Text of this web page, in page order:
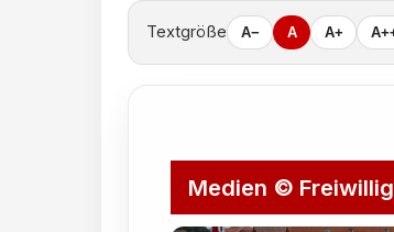
Textgröße A− A A+
Medien ©